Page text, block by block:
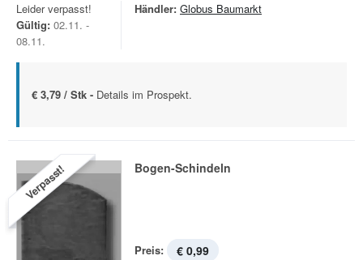
Leider verpasst!
Gültig: 02.11. -
08.11.
Händler: Globus Baumarkt
€ 3,79 / Stk - Details im Prospekt.
Verpasst! Bogen-Schindeln
Preis: € 0,99